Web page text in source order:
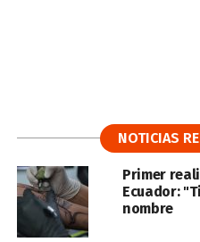
NOTICIAS
Primer
Ecuador:
nombre